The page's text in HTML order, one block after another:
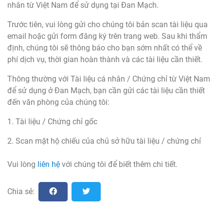
nhân từ Việt Nam để sử dụng tại Đan Mạch.
Trước tiên, vui lòng gửi cho chúng tôi bản scan tài liệu qua
email hoặc gửi form đăng ký trên trang web. Sau khi thẩm
định, chúng tôi sẽ thông báo cho bạn sớm nhất có thể về
phí dịch vụ, thời gian hoàn thành và các tài liệu cần thiết.
Thông thường với Tài liệu cá nhân / Chứng chỉ từ Việt Nam
để sử dụng ở Đan Mạch, bạn cần gửi các tài liệu cần thiết
đến văn phòng của chúng tôi:
1. Tài liệu / Chứng chỉ gốc
2. Scan mặt hộ chiếu của chủ sở hữu tài liệu / chứng chỉ
Vui lòng liên hệ với chúng tôi để biết thêm chi tiết.
Chia sẻ: